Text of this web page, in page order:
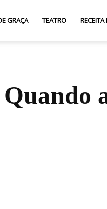
GRAÇA TEATRO